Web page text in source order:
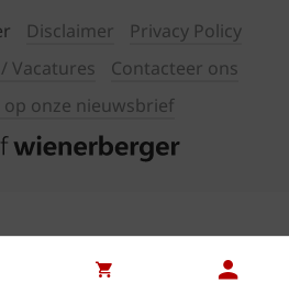
Disclaimer
Privacy Policy
/ Vacatures
Contacteer ons
op onze nieuwsbrief